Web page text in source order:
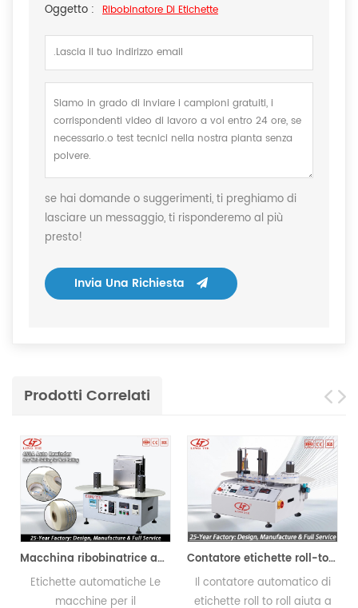
Oggetto : Ribobinatore Di Etichette
se hai domande o suggerimenti, ti preghiamo di
lasciare un messaggio, ti risponderemo al più
presto!
Invia Una Richiesta
Prodotti Correlati
Il contatore automatico di
etichette roll to roll aiuta a
La Label Conta Machine
consente di contare il